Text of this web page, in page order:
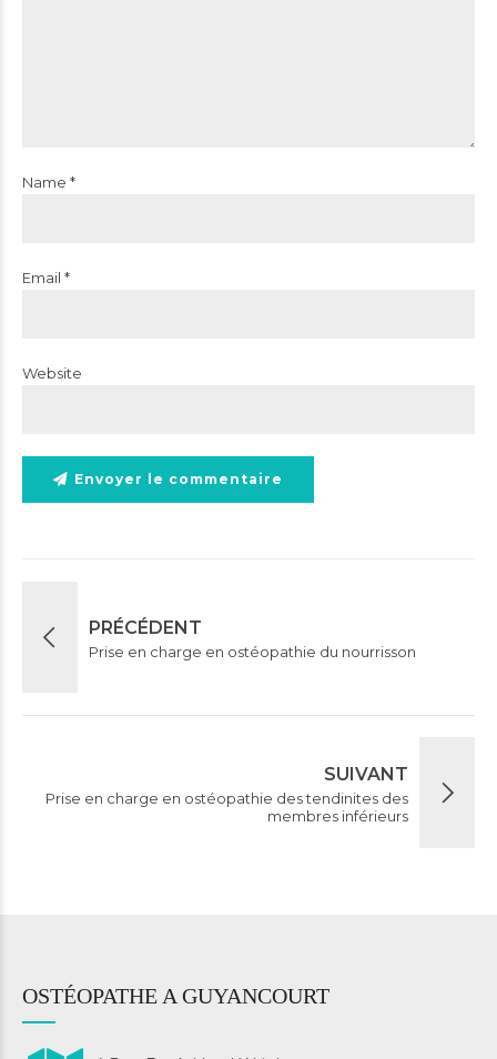
Name *
Email *
Website
Envoyer le commentaire
PRÉCÉDENT
Prise en charge en ostéopathie du nourrisson
SUIVANT
Prise en charge en ostéopathie des tendinites des
membres inférieurs
OSTÉOPATHE A GUYANCOURT